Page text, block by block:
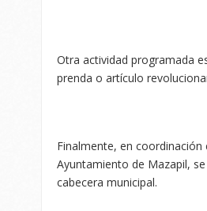
Otra actividad programada
prenda o artículo
Finalmente, en
Ayuntamiento de Mazapil,
cabecera municipal.